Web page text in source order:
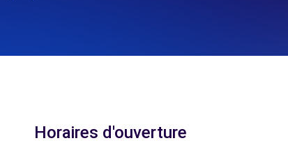
Horaires d'ouverture